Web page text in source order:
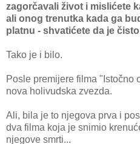
zagorčavali život i mislićete
ali onog trenutka kada ga
platnu - shvatićete da je
Tako je i bilo.
Posle premijere filma "Istočno
nova holivudska zvezda.
Ali, bila je to njegova prva i
dva filma koja je snimio
njegove smrti...